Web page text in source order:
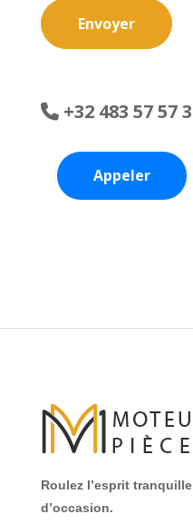
Envoyer
+32 483 57 57
Appeler
Roulez l’esprit
d’occasion.